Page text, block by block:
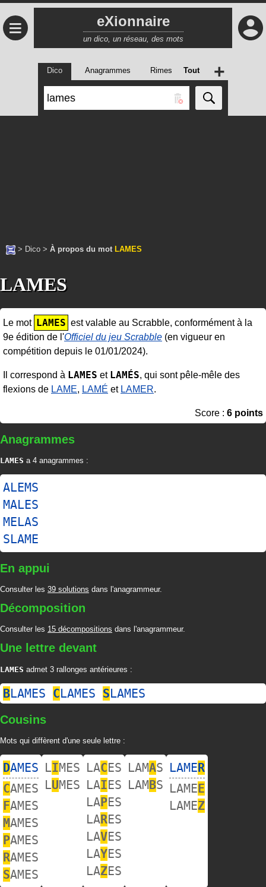
≡ eXionnaire
un dico, un réseau, des mots
Dico Anagrammes Rimes Tout +
> Dico > À propos du mot LAMES
LAMES
Le mot LAMES est valable au Scrabble, conformément à la
9e édition de l'Officiel du jeu Scrabble (en vigueur en
compétition depuis le 01/01/2024).
Il correspond à LAMES et LAMÉS, qui sont pêle-mêle des
flexions de LAME, LAMÉ et LAMER.
Score : 6 points
Anagrammes
LAMES a 4 anagrammes :
ALEMS
MALES
MELAS
SLAME
En appui
Consulter les 39 solutions dans l'anagrammeur.
Décomposition
Consulter les 15 décompositions dans l'anagrammeur.
Une lettre devant
LAMES admet 3 rallonges antérieures :
BLAMES CLAMES SLAMES
Cousins
Mots qui diffèrent d'une seule lettre :
DAMES
CAMES
FAMES
MAMES
PAMES
RAMES
SAMES
LIMES
LUMES
LACES
LAIES
LAPES
LARES
LAVES
LAYES
LAZES
LAMAS
LAMBS
LAMER
LAMEE
LAMEZ